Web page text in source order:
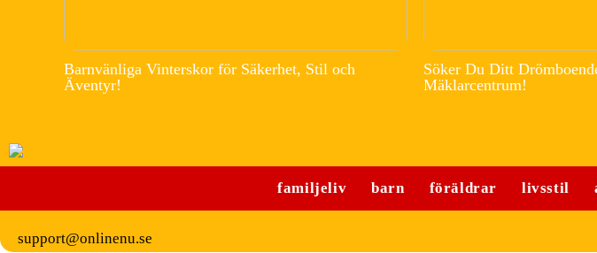
Barnvänliga Vinterskor för Säkerhet, Stil och
Äventyr!
Söker Du Ditt
Mäklarcentrum!
familjeliv barn föräldrar livsstil
support@onlinenu.se